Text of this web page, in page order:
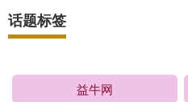
话题标签
益牛网